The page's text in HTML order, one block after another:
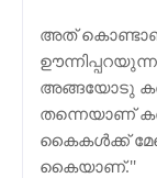
അത്
അങ്ങയോടു
തന്നെയാണ്
കൈകൾക്ക്
കൈയാണ്.''